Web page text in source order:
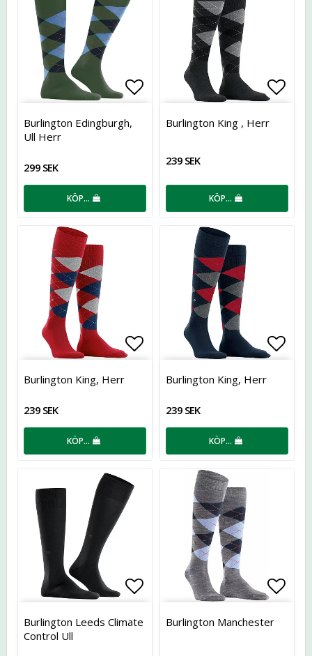
Lägg till i favoritlistan
Burlington Edingburgh,
Ull Herr
299 SEK
KÖP…
Burlington King , Herr
239 SEK
KÖP…
Lägg till i favoritlistan
Burlington King, Herr
239 SEK
KÖP…
Burlington King, Herr
239 SEK
KÖP…
Lägg till i favoritlistan
Burlington Leeds Climate
Control Ull
Burlington Manchester